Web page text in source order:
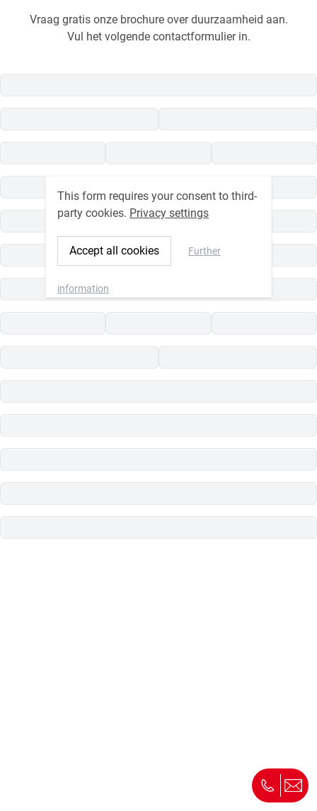
Vraag gratis onze brochure over duurzaamheid aan.
Vul het volgende contactformulier in.
This form requires your consent to third-
party cookies. Privacy settings
Accept all cookies Further
information